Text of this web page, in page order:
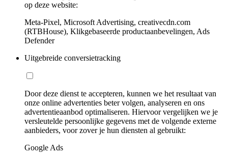
op deze website:
Meta-Pixel, Microsoft Advertising, creativecdn.com
(RTBHouse), Klikgebaseerde productaanbevelingen, Ads
Defender
Uitgebreide conversietracking
Door deze dienst te accepteren, kunnen we het resultaat van
onze online advertenties beter volgen, analyseren en ons
advertentieaanbod optimaliseren. Hiervoor vergelijken we je
versleutelde persoonlijke gegevens met de volgende externe
aanbieders, voor zover je hun diensten al gebruikt:
Google Ads